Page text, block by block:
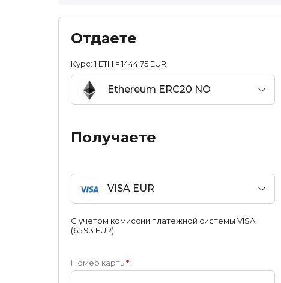
Отдаете
Курс:1 ETH = 1444.75 EUR
Ethereum ERC20 NO
Получаете
VISA EUR
С учетом комиссии платежной системы VISA
(65.93 EUR)
Номер карты*: